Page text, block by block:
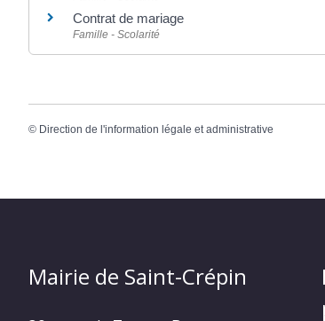
Contrat de mariage
Famille - Scolarité
© Direction de l'information légale et administrative
Mairie de Saint-Crépin